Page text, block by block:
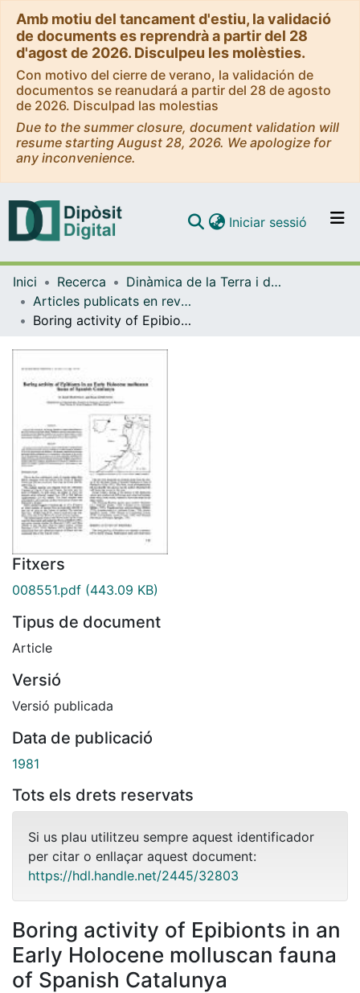
Amb motiu del tancament d'estiu, la validació
de documents es reprendrà a partir del 28
d'agost de 2026. Disculpeu les molèsties.
Con motivo del cierre de verano, la validación de
documentos se reanudará a partir del 28 de agosto
de 2026. Disculpad las molestias
Due to the summer closure, document validation will
resume starting August 28, 2026. We apologize for
any inconvenience.
Navega per tot el DD
Com publicar
Iniciar sessió (current)
Inici Recerca
Dinàmica de la Terra i de l'Oceà
Articles publicats en revistes (Dinàmica de la Terra i l'Oceà)
Boring activity of Epibionts in an Early Holocene molluscan fauna of Spanish Catalunya
Fitxers
008551.pdf (443.09 KB)
Tipus de document
Article
Versió
Versió publicada
Data de publicació
1981
Tots els drets reservats
Si us plau utilitzeu sempre aquest identificador
per citar o enllaçar aquest document:
https://hdl.handle.net/2445/32803
Boring activity of Epibionts in an
Early Holocene molluscan fauna
of Spanish Catalunya